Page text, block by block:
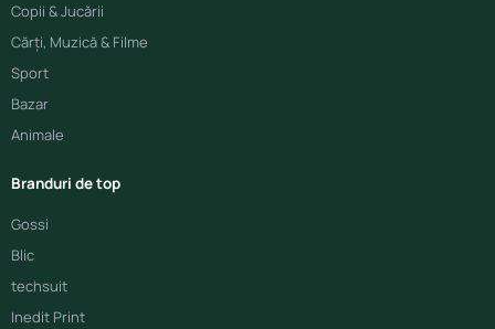
Copii & Jucării
Cărți, Muzică & Filme
Sport
Bazar
Animale
Branduri de top
Gossi
Blic
techsuit
Inedit Print